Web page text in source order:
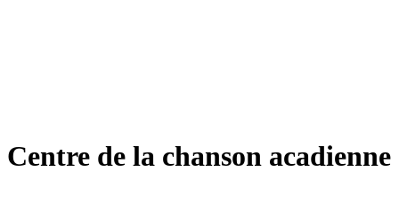
Centre de la chanson acadienne